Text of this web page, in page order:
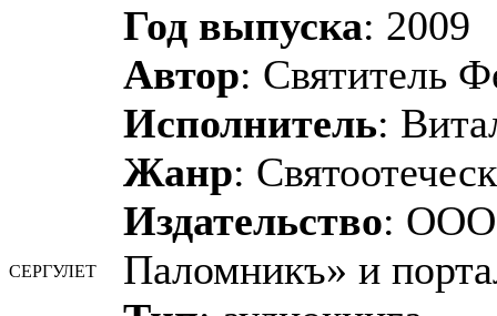
СЕРГУЛЕТ
Год выпуска: 2009
Автор: Святитель
Исполнитель:
Жанр:
Издательство: ООО
Паломникъ» и